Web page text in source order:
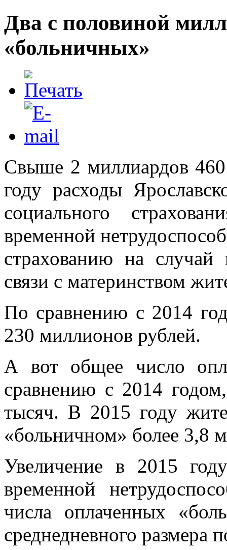
Два с половиной
«больничных»
Свыше 2 миллиардов
году расходы
социального
временной
страхованию на случай
связи с материнством
По сравнению с 2014
230 миллионов рублей.
А вот общее число
сравнению с 2014
тысяч. В 2015 году
«больничном» более 3,8
Увеличение в 2015
временной
числа оплаченных
среднедневного размера